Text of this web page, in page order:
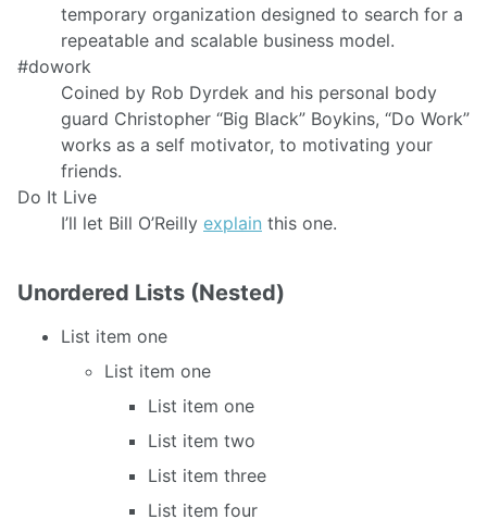
temporary organization designed to search for a
repeatable and scalable business model.
#dowork
Coined by Rob Dyrdek and his personal body
guard Christopher “Big Black” Boykins, “Do Work”
works as a self motivator, to motivating your
friends.
Do It Live
I’ll let Bill O’Reilly explain this one.
Unordered Lists (Nested)
List item one
List item one
List item one
List item two
List item three
List item four